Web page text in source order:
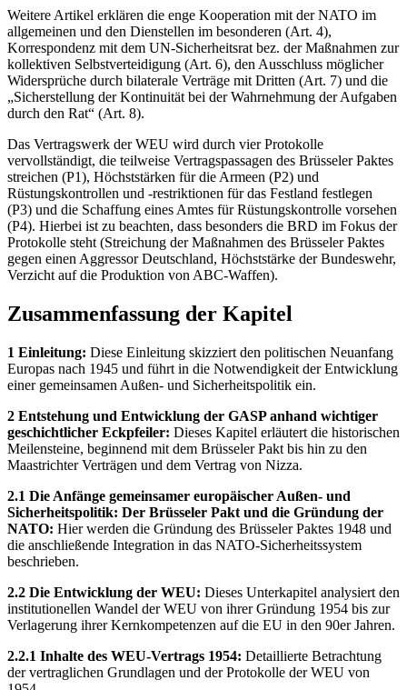
Weitere Artikel erklären die enge Kooperation mit der NATO im
allgemeinen und den Dienstellen im besonderen (Art. 4),
Korrespondenz mit dem UN-Sicherheitsrat bez. der Maßnahmen zur
kollektiven Selbstverteidigung (Art. 6), den Ausschluss möglicher
Widersprüche durch bilaterale Verträge mit Dritten (Art. 7) und die
„Sicherstellung der Kontinuität bei der Wahrnehmung der Aufgaben
durch den Rat“ (Art. 8).
Das Vertragswerk der WEU wird durch vier Protokolle
vervollständigt, die teilweise Vertragspassagen des Brüsseler Paktes
streichen (P1), Höchststärken für die Armeen (P2) und
Rüstungskontrollen und -restriktionen für das Festland festlegen
(P3) und die Schaffung eines Amtes für Rüstungskontrolle vorsehen
(P4). Hierbei ist zu beachten, dass besonders die BRD im Fokus der
Protokolle steht (Streichung der Maßnahmen des Brüsseler Paktes
gegen einen Aggressor Deutschland, Höchststärke der Bundeswehr,
Verzicht auf die Produktion von ABC-Waffen).
Zusammenfassung der Kapitel
1 Einleitung: Diese Einleitung skizziert den politischen Neuanfang
Europas nach 1945 und führt in die Notwendigkeit der Entwicklung
einer gemeinsamen Außen- und Sicherheitspolitik ein.
2 Entstehung und Entwicklung der GASP anhand wichtiger
geschichtlicher Eckpfeiler: Dieses Kapitel erläutert die historischen
Meilensteine, beginnend mit dem Brüsseler Pakt bis hin zu den
Maastrichter Verträgen und dem Vertrag von Nizza.
2.1 Die Anfänge gemeinsamer europäischer Außen- und
Sicherheitspolitik: Der Brüsseler Pakt und die Gründung der
NATO: Hier werden die Gründung des Brüsseler Paktes 1948 und
die anschließende Integration in das NATO-Sicherheitssystem
beschrieben.
2.2 Die Entwicklung der WEU: Dieses Unterkapitel analysiert den
institutionellen Wandel der WEU von ihrer Gründung 1954 bis zur
Verlagerung ihrer Kernkompetenzen auf die EU in den 90er Jahren.
2.2.1 Inhalte des WEU-Vertrags 1954: Detaillierte Betrachtung
der vertraglichen Grundlagen und der Protokolle der WEU von